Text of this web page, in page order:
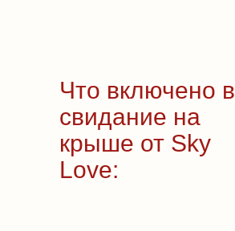
Что включено в
свидание на
крыше от Sky
Love: